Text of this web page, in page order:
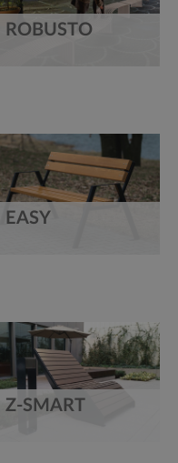
ROBUSTO
EASY
Z-SMART